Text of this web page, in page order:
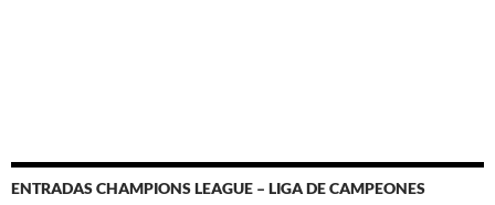
ENTRADAS CHAMPIONS LEAGUE – LIGA DE CAMPEONES